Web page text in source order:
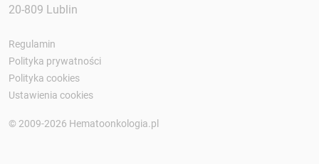
20-809 Lublin
Regulamin
Polityka prywatności
Polityka cookies
Ustawienia cookies
© 2009-2026 Hematoonkologia.pl